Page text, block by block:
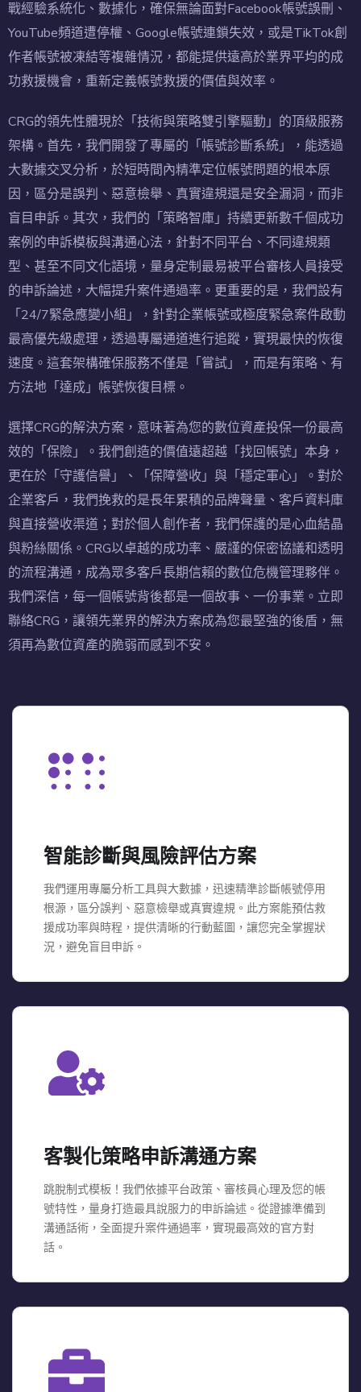
戰經驗系統化、數據化，確保無論面對Facebook帳號誤刪、
YouTube頻道遭停權、Google帳號連鎖失效，或是TikTok創
作者帳號被凍結等複雜情況，都能提供遠高於業界平均的成
功救援機會，重新定義帳號救援的價值與效率。
CRG的領先性體現於「技術與策略雙引擎驅動」的頂級服務
架構。首先，我們開發了專屬的「帳號診斷系統」，能透過
大數據交叉分析，於短時間內精準定位帳號問題的根本原
因，區分是誤判、惡意檢舉、真實違規還是安全漏洞，而非
盲目申訴。其次，我們的「策略智庫」持續更新數千個成功
案例的申訴模板與溝通心法，針對不同平台、不同違規類
型、甚至不同文化語境，量身定制最易被平台審核人員接受
的申訴論述，大幅提升案件通過率。更重要的是，我們設有
「24/7緊急應變小組」，針對企業帳號或極度緊急案件啟動
最高優先級處理，透過專屬通道進行追蹤，實現最快的恢復
速度。這套架構確保服務不僅是「嘗試」，而是有策略、有
方法地「達成」帳號恢復目標。
選擇CRG的解決方案，意味著為您的數位資產投保一份最高
效的「保險」。我們創造的價值遠超越「找回帳號」本身，
更在於「守護信譽」、「保障營收」與「穩定軍心」。對於
企業客戶，我們挽救的是長年累積的品牌聲量、客戶資料庫
與直接營收渠道；對於個人創作者，我們保護的是心血結晶
與粉絲關係。CRG以卓越的成功率、嚴謹的保密協議和透明
的流程溝通，成為眾多客戶長期信賴的數位危機管理夥伴。
我們深信，每一個帳號背後都是一個故事、一份事業。立即
聯絡CRG，讓領先業界的解決方案成為您最堅強的後盾，無
須再為數位資產的脆弱而感到不安。
智能診斷與風險評估方案
我們運用專屬分析工具與大數據，迅速精準診斷帳號停用
根源，區分誤判、惡意檢舉或真實違規。此方案能預估救
援成功率與時程，提供清晰的行動藍圖，讓您完全掌握狀
況，避免盲目申訴。
客製化策略申訴溝通方案
跳脫制式模板！我們依據平台政策、審核員心理及您的帳
號特性，量身打造最具說服力的申訴論述。從證據準備到
溝通話術，全面提升案件通過率，實現最高效的官方對
話。